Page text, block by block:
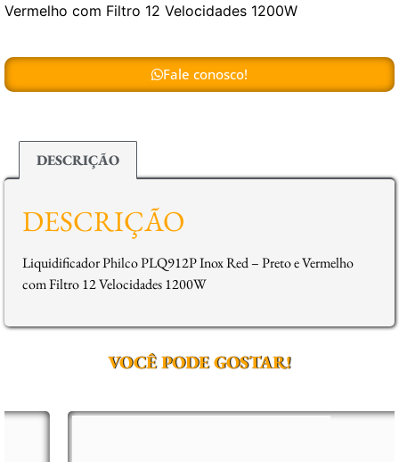
Vermelho com Filtro 12 Velocidades 1200W
Fale conosco!
DESCRIÇÃO
DESCRIÇÃO
Liquidificador Philco PLQ912P Inox Red – Preto e Vermelho
com Filtro 12 Velocidades 1200W
VOCÊ PODE GOSTAR!